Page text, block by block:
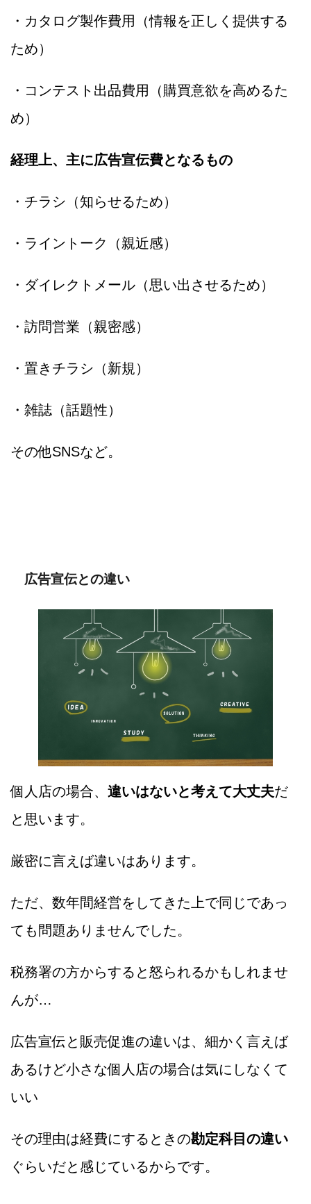
・カタログ製作費用（情報を正しく提供する
ため）
・コンテスト出品費用（購買意欲を高めるた
め）
経理上、主に広告宣伝費となるもの
・チラシ（知らせるため）
・ライントーク（親近感）
・ダイレクトメール（思い出させるため）
・訪問営業（親密感）
・置きチラシ（新規）
・雑誌（話題性）
その他SNSなど。
広告宣伝との違い
個人店の場合、 違いはないと考えて大丈夫だ
と思います。
厳密に言えば違いはあります。
ただ、数年間経営をしてきた上で同じであっ
ても問題ありませんでした。
税務署の方からすると怒られるかもしれませ
んが…
広告宣伝と販売促進の違いは、細かく言えば
あるけど小さな個人店の場合は気にしなくて
いい
その理由は経費にするときの勘定科目の違い
ぐらいだと感じているからです。